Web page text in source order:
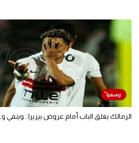
الزمالك يغلق الباب أمام عروض بيزيرا.. وينفي